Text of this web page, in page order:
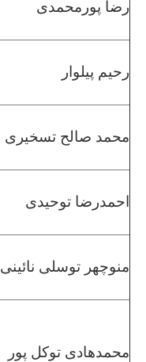
رضا پورمحمدی
رحیم پیلوار
محمد صالح تسخیری
احمدرضا توحیدی
منوچهر توسلی نائینی
محمدهادی توکل پور